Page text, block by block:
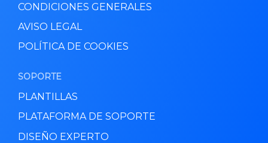
CONDICIONES GENERALES
AVISO LEGAL
POLÍTICA DE COOKIES
SOPORTE
PLANTILLAS
PLATAFORMA DE SOPORTE
DISEÑO EXPERTO